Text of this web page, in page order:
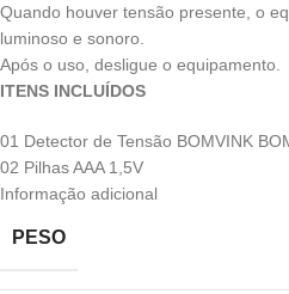
Quando houver tensão presente, o
luminoso e sonoro.
Após o uso, desligue o equipamento.
ITENS INCLUÍDOS
01 Detector de Tensão BOMVINK
02 Pilhas AAA 1,5V
Informação adicional
PESO